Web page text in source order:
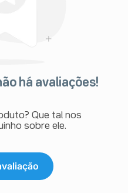
há avaliações!
Que tal nos
sobre ele.